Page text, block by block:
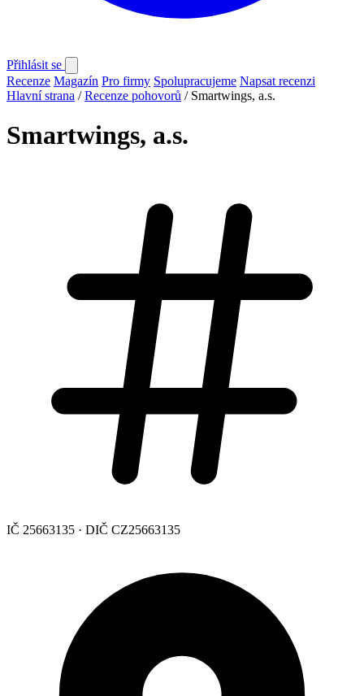
Přihlásit se
Recenze Magazín Pro firmy Spolupracujeme Napsat recenzi
Hlavní strana / Recenze pohovorů / Smartwings, a.s.
Smartwings, a.s.
IČ 25663135 · DIČ CZ25663135